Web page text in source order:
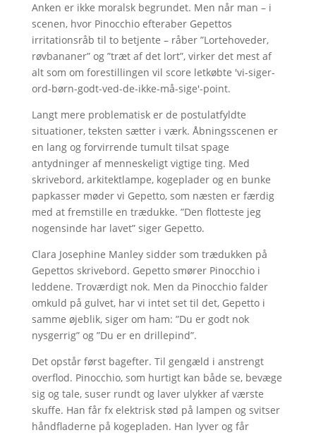
Anken er ikke moralsk begrundet. Men når man – i
scenen, hvor Pinocchio efteraber Gepettos
irritationsråb til to betjente – råber ”Lortehoveder,
røvbananer” og ”træt af det lort”, virker det mest af
alt som om forestillingen vil score letkøbte 'vi-siger-
ord-børn-godt-ved-de-ikke-må-sige'-point.
Langt mere problematisk er de postulatfyldte
situationer, teksten sætter i værk. Åbningsscenen er
en lang og forvirrende tumult tilsat spage
antydninger af menneskeligt vigtige ting. Med
skrivebord, arkitektlampe, kogeplader og en bunke
papkasser møder vi Gepetto, som næsten er færdig
med at fremstille en trædukke. ”Den flotteste jeg
nogensinde har lavet” siger Gepetto.
Clara Josephine Manley sidder som trædukken på
Gepettos skrivebord. Gepetto smører Pinocchio i
leddene. Troværdigt nok. Men da Pinocchio falder
omkuld på gulvet, har vi intet set til det, Gepetto i
samme øjeblik, siger om ham: ”Du er godt nok
nysgerrig” og ”Du er en drillepind”.
Det opstår først bagefter. Til gengæld i anstrengt
overflod. Pinocchio, som hurtigt kan både se, bevæge
sig og tale, suser rundt og laver ulykker af værste
skuffe. Han får fx elektrisk stød på lampen og svitser
håndfladerne på kogepladen. Han lyver og får